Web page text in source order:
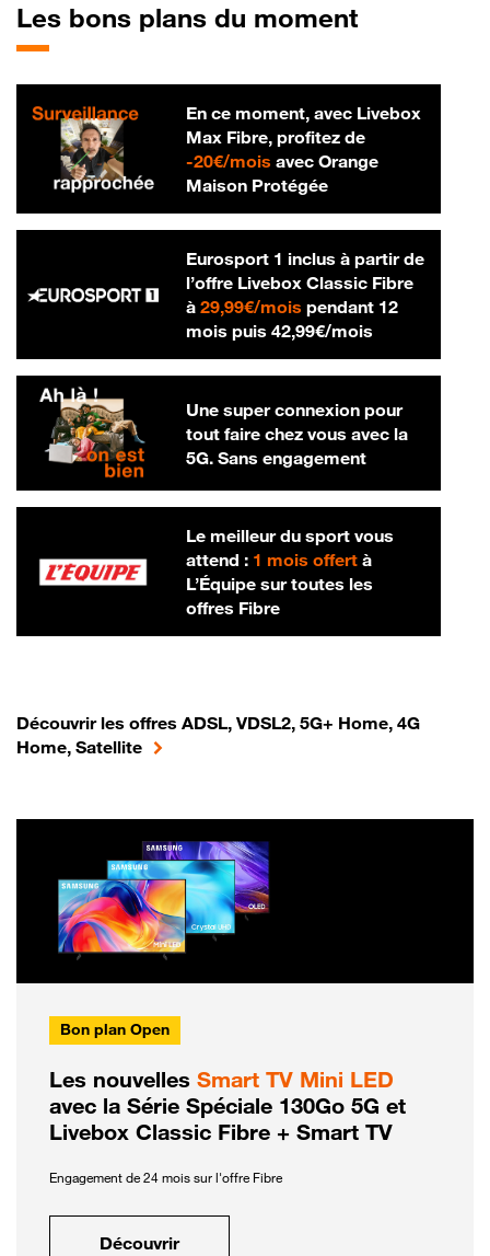
Les bons plans du moment
En ce moment, avec Livebox
Max Fibre, profitez de
-20€/mois20 € par mois
avec Orange
Maison Protégée
Eurosport 1 inclus à partir de
l’offre Livebox Classic Fibre
à 29,99€/mois29,99 € par mois
pendant 12
mois puis 42,99€/mois42,99 € par
Une super connexion pour
tout faire chez vous avec la
5G. Sans engagement
Le meilleur du sport vous
attend : 1 mois offertà
L’Équipe sur toutes les
offres Fibre
Découvrir les offres ADSL, VDSL2, 5G+ Home, 4G
Home, Satellite
Bon plan Open
Les nouvelles Smart TV Mini LED
avec la Série Spéciale 130Go 5G et
Livebox Classic Fibre + Smart TV
Engagement de 24 mois sur l'offre Fibre
Découvrir